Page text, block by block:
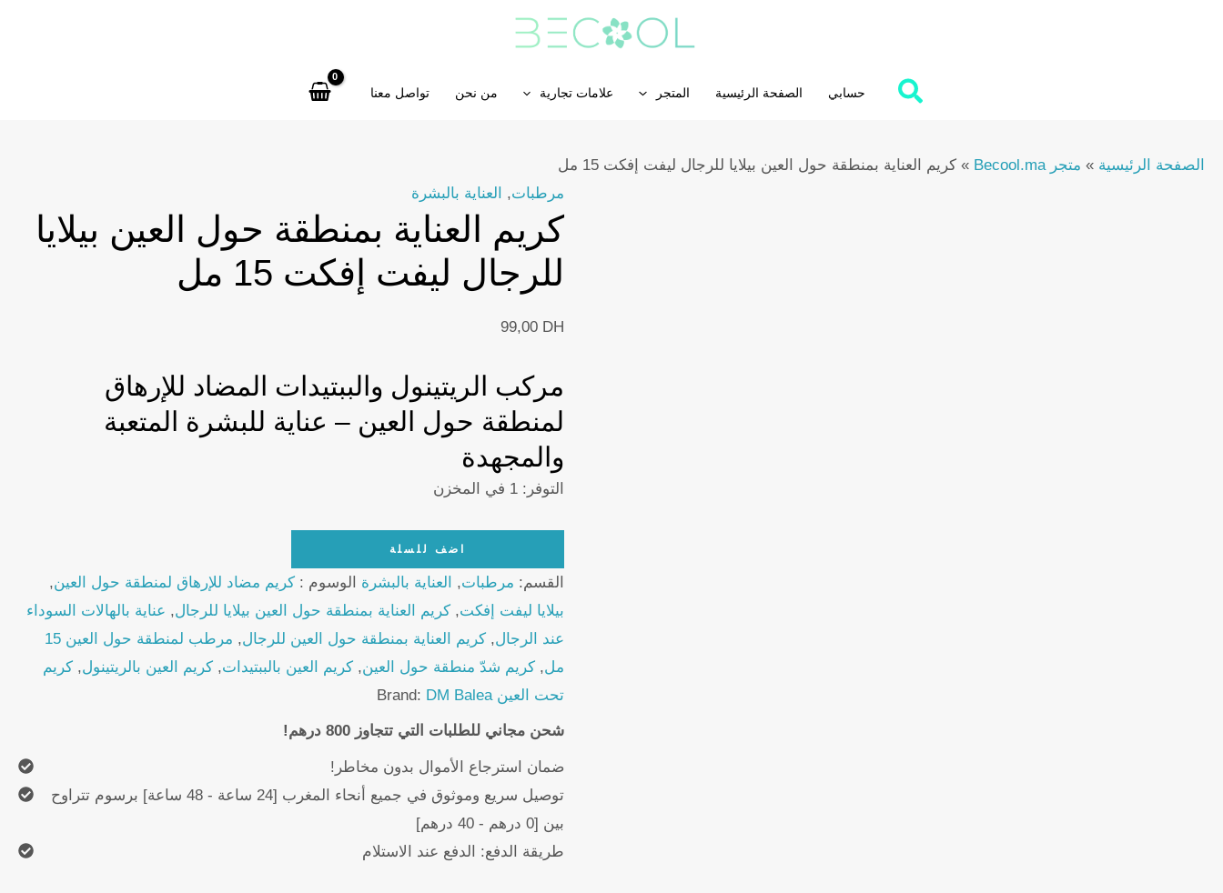
حسابي الصفحة الرئيسية المتجر علامات تجارية من نحن تواصل معنا
الصفحة الرئيسية » متجر Becool.ma » كريم العناية بمنطقة حول العين بيلايا للرجال ليفت إفكت 15 مل
مرطبات, العناية بالبشرة
كريم العناية بمنطقة حول العين بيلايا
للرجال ليفت إفكت 15 مل
99,00 DH
مركب الريتينول والببتيدات المضاد للإرهاق
لمنطقة حول العين – عناية للبشرة المتعبة
والمجهدة
التوفر: 1 في المخزن
MEN
quantity
اضف للسلة
القسم: مرطبات, العناية بالبشرة الوسوم :كريم مضاد للإرهاق لمنطقة حول العين,
بيلايا ليفت إفكت,كريم العناية بمنطقة حول العين بيلايا للرجال, عناية بالهالات السوداء
عند الرجال,كريم العناية بمنطقة حول العين للرجال,
مرطب لمنطقة حول العين 15
مل,كريم شدّ منطقة حول العين,كريم العين بالببتيدات,كريم العين بالريتينول,كريم
تحت العين
Brand: DM Balea
شحن مجاني للطلبات التي تتجاوز 800 درهم!
ضمان استرجاع الأموال بدون مخاطر!
توصيل سريع وموثوق في جميع أنحاء المغرب [24 ساعة - 48 ساعة] برسوم تتراوح
بين [0 درهم - 40 درهم]
طريقة الدفع: الدفع عند الاستلام